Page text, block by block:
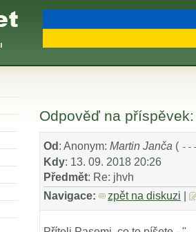
Odpověď na
Od : Anonym: Martin Janča (
Kdy: 13. 09. 2018 20:26
Předmět: Re: jhvh
Navigace:
zpět na diskuzi